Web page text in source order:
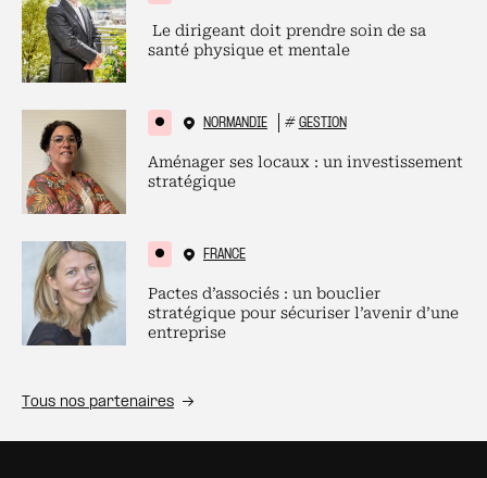
Le dirigeant doit prendre soin de sa
santé physique et mentale
NORMANDIE # GESTION
Aménager ses locaux : un investissement
stratégique
FRANCE
Pactes d’associés : un bouclier
stratégique pour sécuriser l’avenir d’une
entreprise
Tous nos partenaires